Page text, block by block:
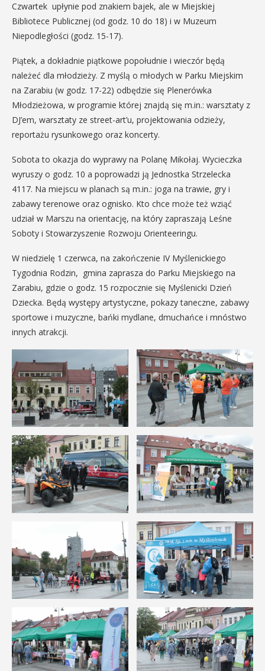
Czwartek upłynie pod znakiem bajek, ale w Miejskiej
Bibliotece Publicznej (od godz. 10 do 18) i w Muzeum
Niepodległości (godz. 15-17).
Piątek, a dokładnie piątkowe popołudnie i wieczór będą
należeć dla młodzieży. Z myślą o młodych w Parku Miejskim
na Zarabiu (w godz. 17-22) odbędzie się Plenerówka
Młodzieżowa, w programie której znajdą się m.in.: warsztaty z
DJ’em, warsztaty ze street-art’u, projektowania odzieży,
reportażu rysunkowego oraz koncerty.
Sobota to okazja do wyprawy na Polanę Mikołaj. Wycieczka
wyruszy o godz. 10 a poprowadzi ją Jednostka Strzelecka
4117. Na miejscu w planach są m.in.: joga na trawie, gry i
zabawy terenowe oraz ognisko. Kto chce może też wziąć
udział w Marszu na orientację, na który zapraszają Leśne
Soboty i Stowarzyszenie Rozwoju Orienteeringu.
W niedzielę 1 czerwca, na zakończenie IV Myślenickiego
Tygodnia Rodzin, gmina zaprasza do Parku Miejskiego na
Zarabiu, gdzie o godz. 15 rozpocznie się Myślenicki Dzień
Dziecka. Będą występy artystyczne, pokazy taneczne, zabawy
sportowe i muzyczne, bańki mydlane, dmuchańce i mnóstwo
innych atrakcji.